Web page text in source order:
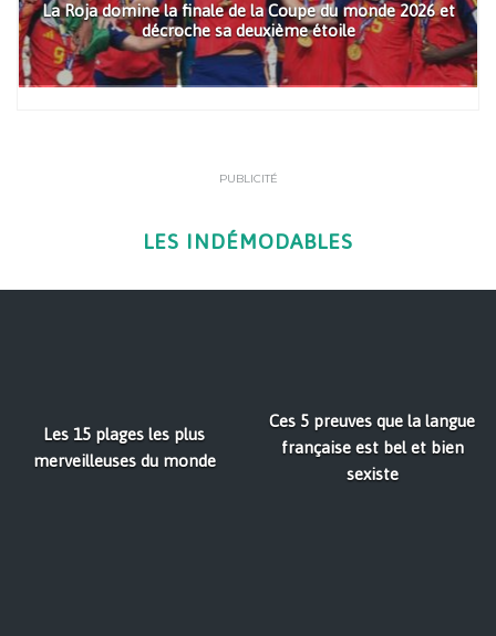
La Roja domine la finale de la Coupe du monde 2026 et
décroche sa deuxième étoile
PUBLICITÉ
LES INDÉMODABLES
Les 15 plages les plus
merveilleuses du monde
Ces 5 preuves que la langue
française est bel et bien
sexiste